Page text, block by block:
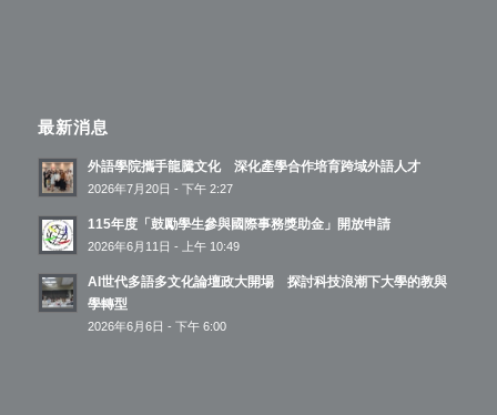
最新消息
外語學院攜手龍騰文化 深化產學合作培育跨域外語人才
2026年7月20日 - 下午 2:27
115年度「鼓勵學生參與國際事務獎助金」開放申請
2026年6月11日 - 上午 10:49
AI世代多語多文化論壇政大開場 探討科技浪潮下大學的教與
學轉型
2026年6月6日 - 下午 6:00